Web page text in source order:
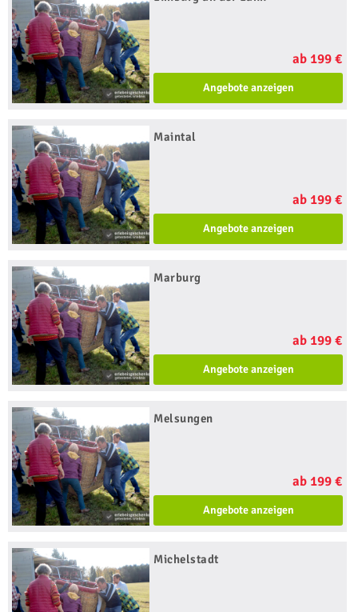
ab 199 €
Angebote anzeigen
Maintal
ab 199 €
Angebote anzeigen
Marburg
ab 199 €
Angebote anzeigen
Melsungen
ab 199 €
Angebote anzeigen
Michelstadt